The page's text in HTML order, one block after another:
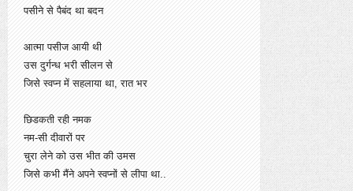
पसीने से पैबंद था बदन
आत्मा पसीज आयी थी
उस दुर्गन्ध भरी सीलन से
जिसे स्वप्न में सहलाया था, रात भर
छिडकती रही नमक
नम-सी दीवारों पर
चुरा लेने को उस भीत की उमस
जिसे कभी मैंने अपने स्वप्नों से लीपा था..